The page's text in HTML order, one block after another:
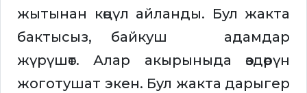
жытынан көңүл айланды. Бул жакта
бактысыз, байкуш адамдар
жүрүшөт. Алар акырыныда өздөрүн
жоготушат экен. Бул жакта дарыгер